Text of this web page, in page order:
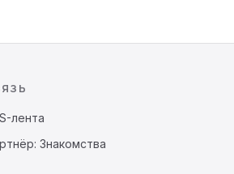
лента
Знакомства